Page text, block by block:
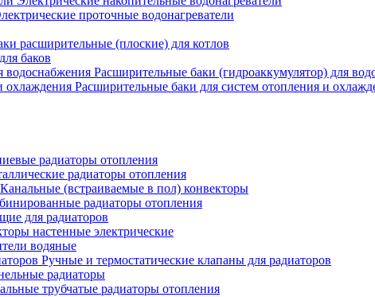
проточные водонагреватели
расширительные (плоские) для котлов
баков
Расширительные баки (гидроаккумулятор) для
Расширительные баки для систем отопления и
радиаторы отопления
радиаторы отопления
Канальные (встраиваемые в пол) конвекторы
радиаторы отопления
для радиаторов
настенные электрические
водяные
Ручные и термостатические клапаны для радиаторов
радиаторы
трубчатые радиаторы отопления